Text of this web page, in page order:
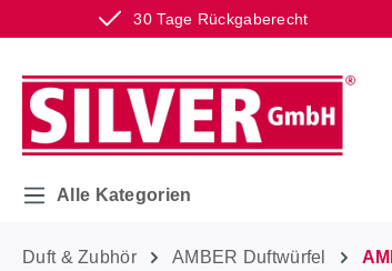
30 Tage Rückgaberecht
Hauptinhalt springen
Zur Suche springen
Zur Hauptnavigation springen
Alle Kategorien
Duft & Zubhör AMBER Duftwürfel